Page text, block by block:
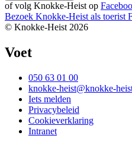
of volg Knokke-Heist op
Bezoek Knokke-Heist als toerist
© Knokke-Heist 2026
Voet
050 63 01 00
knokke-heist@knokke-
Iets melden
Privacybeleid
Cookieverklaring
Intranet